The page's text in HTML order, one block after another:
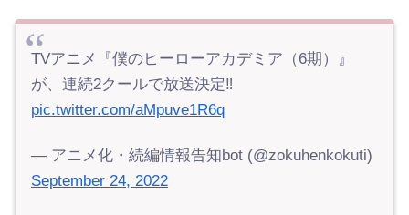
TVアニメ『僕のヒーローアカデミア（6期）』
が、連続2クールで放送決定‼️
pic.twitter.com/aMpuve1R6q
— アニメ化・続編情報告知bot (@zokuhenkokuti)
September 24, 2022